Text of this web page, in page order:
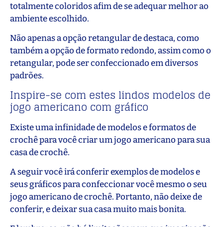
totalmente coloridos afim de se adequar melhor ao
ambiente escolhido.
Não apenas a opção retangular de destaca, como
também a opção de formato redondo, assim como o
retangular, pode ser confeccionado em diversos
padrões.
Inspire-se com estes lindos modelos de
jogo americano com gráfico
Existe uma infinidade de modelos e formatos de
crochê para você criar um jogo americano para sua
casa de crochê.
A seguir você irá conferir exemplos de modelos e
seus gráficos para confeccionar você mesmo o seu
jogo americano de crochê. Portanto, não deixe de
conferir, e deixar sua casa muito mais bonita.